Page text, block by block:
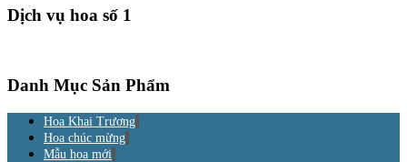
Dịch vụ hoa số 1
Danh Mục Sản Phẩm
Hoa Khai Trương
Hoa chúc mừng
Mẫu hoa mới